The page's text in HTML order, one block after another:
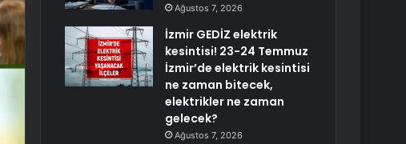
Ağustos 7, 2026
İzmir GEDİZ elektrik
kesintisi! 23-24 Temmuz
İzmir’de elektrik kesintisi
ne zaman bitecek,
elektrikler ne zaman
gelecek?
Ağustos 7, 2026